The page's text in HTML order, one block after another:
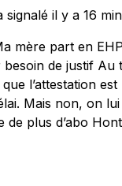
signalé il y a 16
mère part en
besoin de justif Au
l’attestation
Mais non, on
de plus d’abo